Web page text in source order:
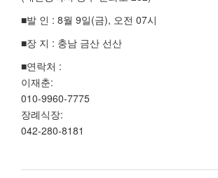
■발 인 : 8월 9일(금), 오전 07시
■장 지 : 충남 금산 선산
■연락처 :
이재춘:
010-9960-7775
장례식장:
042-280-8181